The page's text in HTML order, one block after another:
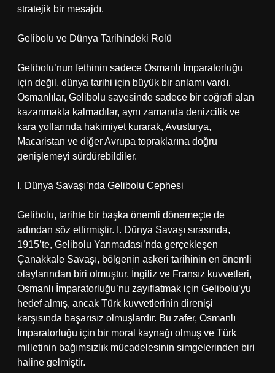
stratejik bir mesajdı.
Gelibolu ve Dünya Tarihindeki Rolü
Gelibolu’nun fethinin sadece Osmanlı İmparatorluğu
için değil, dünya tarihi için büyük bir anlamı vardı.
Osmanlılar, Gelibolu sayesinde sadece bir coğrafi alan
kazanmakla kalmadılar, aynı zamanda denizcilik ve
kara yollarında hakimiyet kurarak, Avusturya,
Macaristan ve diğer Avrupa topraklarına doğru
genişlemeyi sürdürebildiler.
I. Dünya Savaşı’nda Gelibolu Cephesi
Gelibolu, tarihte bir başka önemli dönemeçte de
adından söz ettirmiştir. I. Dünya Savaşı sırasında,
1915’te, Gelibolu Yarımadası’nda gerçekleşen
Çanakkale Savaşı, bölgenin askeri tarihinin en önemli
olaylarından biri olmuştur. İngiliz ve Fransız kuvvetleri,
Osmanlı İmparatorluğu’nu zayıflatmak için Gelibolu’yu
hedef almış, ancak Türk kuvvetlerinin direnişi
karşısında başarısız olmuşlardır. Bu zafer, Osmanlı
İmparatorluğu için bir moral kaynağı olmuş ve Türk
milletinin bağımsızlık mücadelesinin simgelerinden biri
haline gelmiştir.